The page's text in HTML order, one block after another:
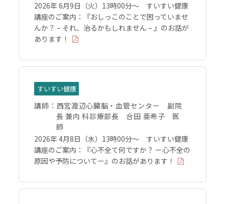
2026年 6月9日（火）13時00分～ すいすい健康
講座のご案内：『おしっこのことで困っていませ
んか？ – それ、治るかもしれません – 』のお話が
あります！
すいすい健康
講師： 西宮渡辺心臓脳・血管センター 副院
長 兼内 科診療部長 合田 亜希子 医
師
2026年 4月8日（水）13時00分～ すいすい健康
講座のご案内：『心不全て何ですか？ ー心不全の
原因や予防についてー』のお話があります！